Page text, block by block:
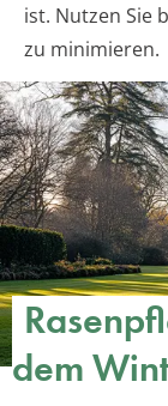
ist. Nutzen Sie
zu minimieren.
dem